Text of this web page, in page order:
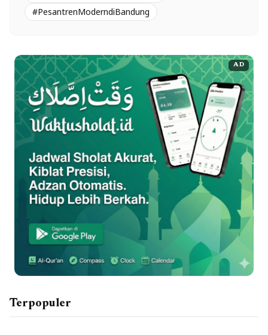
#PesantrenModerndiBandung
AD
Terpopuler